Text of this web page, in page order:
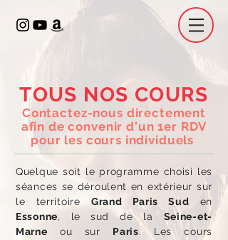
TOUS NOS COURS
Contactez-nous directement
afin de convenir d'un 1er RDV
pour les cours individuels
Quelque soit le programme choisi les
séances se déroulent en extérieur sur
le territoire Grand Paris Sud en
Essonne, le sud de la Seine-et-
Marne ou sur Paris. Les cours